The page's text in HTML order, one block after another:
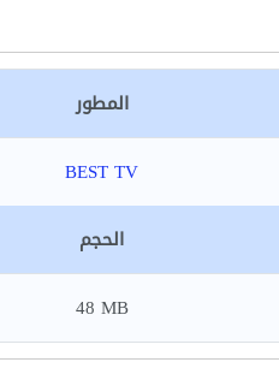
المطور
BEST TV
الحجم
48 MB